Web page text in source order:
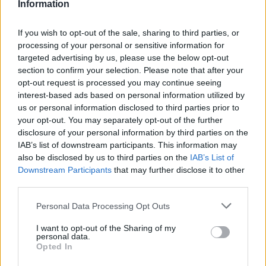
Information
If you wish to opt-out of the sale, sharing to third parties, or
processing of your personal or sensitive information for
targeted advertising by us, please use the below opt-out
section to confirm your selection. Please note that after your
opt-out request is processed you may continue seeing
interest-based ads based on personal information utilized by
us or personal information disclosed to third parties prior to
your opt-out. You may separately opt-out of the further
disclosure of your personal information by third parties on the
IAB’s list of downstream participants. This information may
also be disclosed by us to third parties on the IAB’s List of
Downstream Participants that may further disclose it to other
Please note that this website/app uses one or more Google
not limited to your visit or usage behaviour. You may click to
grant or deny consent to Google and its third-party tags to
use your data for below specified purposes in below Google
Personal Data Processing Opt Outs
I want to opt-out of the Sharing of my
personal data.
Opted In
Sergio Gómez e rinforzare la fascia con Javi
López. Dopo cinque minuti ha sostituito
Oskarsson con Kubo, spostando Oyarzabal nella
posizione di attaccante. Il capitano è stato vicino
a segnare, riuscendo quasi a rubare il pallone a
Gazzaniga e sfruttando un rinvio lungo per
superare la difesa, ma i due centrali lo hanno
bloccato all’ultimo momento. Imanol ha lasciato
un cambio non utilizzato, ma ha inserito
Tuttavia, non ce n’era bisogno, poiché la Real ha
domato il Girona e ha mantenuto il vantaggio in
modo quasi sicuro. Remiro ha deviato con il